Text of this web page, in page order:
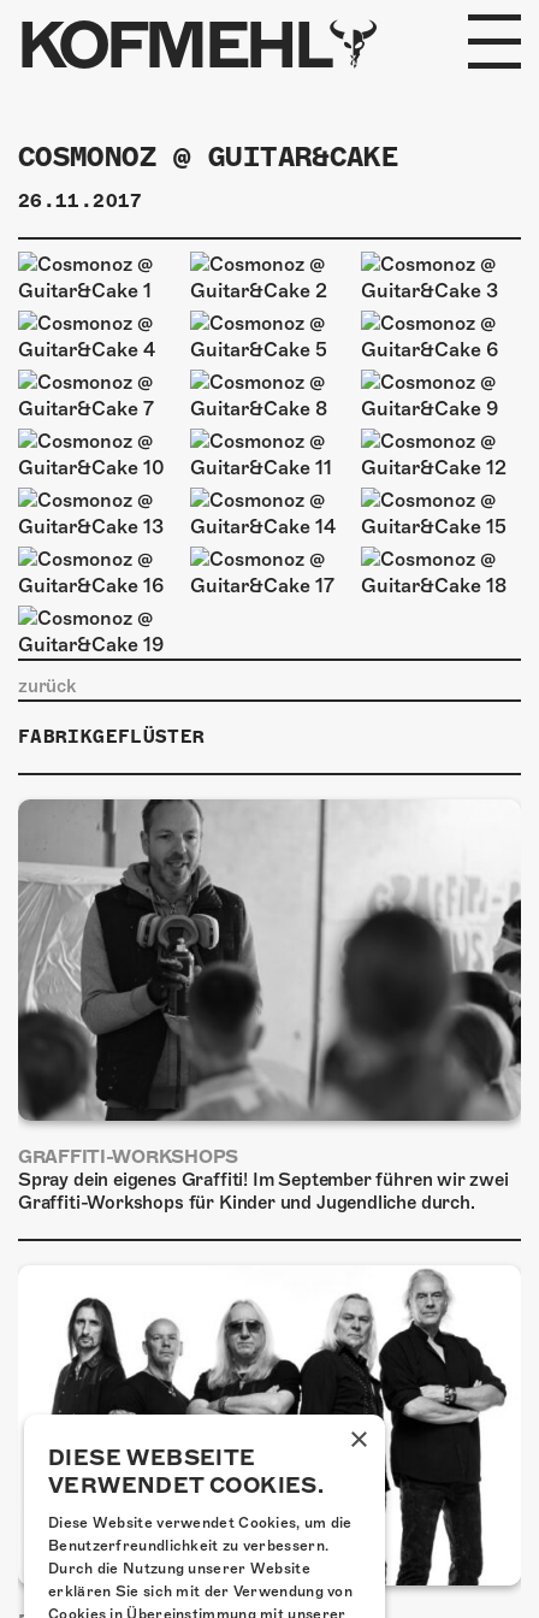
KOFMEHL
PROGRAMM
FABRIKGEFLÜSTER
GALERIE
FOTOGALERIE
PHOTOMAT
INFOS
KONTAKT
ÜBER UNS
GÖNNEREI
SHOP
MITMACHEN
COSMONOZ @ GUITAR&CAKE
26.11.2017
zurück
FABRIKGEFLÜSTER
GRAFFITI-WORKSHOPS
Spray dein eigenes Graffiti! Im September führen wir zwei
Graffiti-Workshops für Kinder und Jugendliche durch.
×
DIESE WEBSEITE
VERWENDET COOKIES.
Diese Website verwendet Cookies, um die
Benutzerfreundlichkeit zu verbessern.
Durch die Nutzung unserer Website
erklären Sie sich mit der Verwendung von
Cookies in Übereinstimmung mit unserer